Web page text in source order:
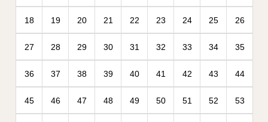
18 19 20 21 22 23 24 25 26
27 28 29 30 31 32 33 34 35
36 37 38 39 40 41 42 43 44
45 46 47 48 49 50 51 52 53